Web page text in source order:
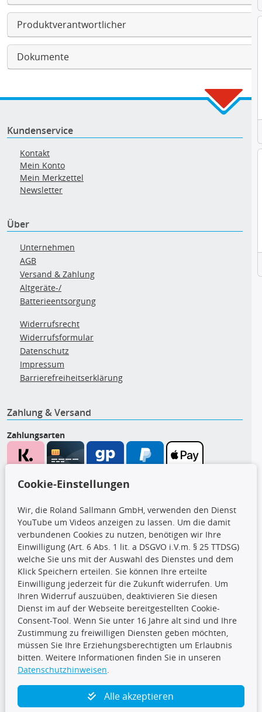
Produktverantwortlicher
Dokumente
Kundenservice
Kontakt
Mein Konto
Mein Merkzettel
Newsletter
Über
Unternehmen
AGB
Versand & Zahlung
Altgeräte-/
Batterieentsorgung
Widerrufsrecht
Widerrufsformular
Datenschutz
Impressum
Barrierefreiheitserklärung
Zahlung & Versand
Zahlungsarten
CARAT Gruppe
Folge uns
Cookie-Einstellungen
Wir, die Roland Sallmann GmbH, verwenden den Dienst
YouTube um Videos anzeigen zu lassen. Um die damit
verbundenen Cookies zu nutzen, benötigen wir Ihre
Einwilligung (Art. 6 Abs. 1 lit. a DSGVO i.V.m. § 25 TTDSG)
welche Sie uns mit der Auswahl des Dienstes und dem
Klick Speichern erteilen. Sie können Ihre erteilte
Einwilligung jederzeit für die Zukunft widerrufen. Um
Ihren Widerruf auszuüben, deaktivieren Sie diesen
Dienst im auf der Webseite bereitgestellten Cookie-
Consent-Tool. Wenn Sie unter 16 Jahre alt sind und Ihre
Zustimmung zu freiwilligen Diensten geben möchten,
müssen Sie Ihre Erziehungsberechtigten um Erlaubnis
bitten. Weitere Informationen finden Sie in unseren
Datenschutzhinweisen.
Alle akzeptieren